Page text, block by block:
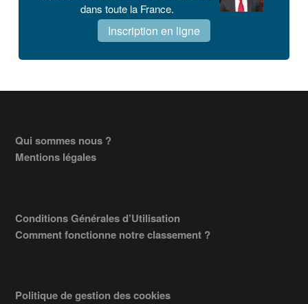
dans toute la France.
Inscription en ligne
Footer
Qui sommes nous ?
Mentions légales
Conditions Générales d’Utilisation
Comment fonctionne notre classement ?
Politique de gestion des cookies